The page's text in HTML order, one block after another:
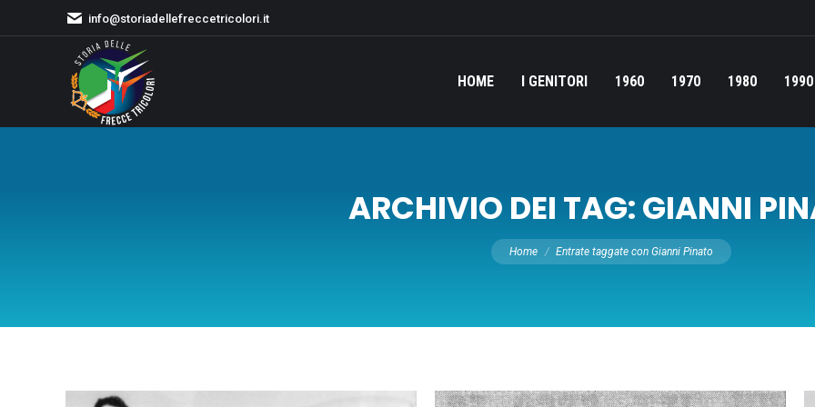
info@storiadellefreccetricolori.it
HOME I GENITORI 1960 1970 1980 1990
ARCHIVIO DEI TAG:GIANNI
Tu sei qui:
Home Entrate taggate con Gianni Pinato